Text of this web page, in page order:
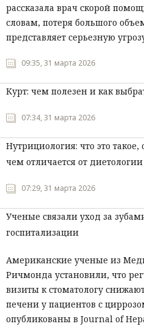
рассказала врач скорой
словам, потеря большого
представляет серьезную
09:35, 31 марта 2026
Курт: чем полезен и как
07:34, 31 марта 2026
Нутрициология: что это
чем отличается от диетологии
07:29, 31 марта 2026
Ученые связали уход за
госпитализации
Американские ученые из
Ричмонда установили, что
визиты к стоматологу
печени у пациентов с
опубликованы в Journal of